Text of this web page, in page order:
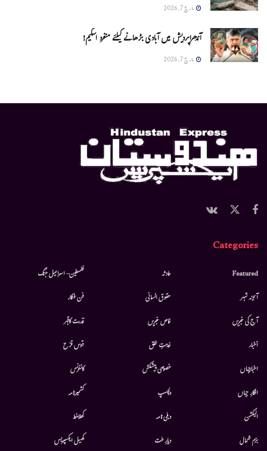
مارچ 7, 2026
آندھراپردیش میں آبادی بڑھانے کیلئے منفرد اسکیم!
مارچ 7, 2026
Categories
Featured
آئینہ شہر
آج کی خبریں
أخبار
اخبارجہاں
افکارِ جہاں
الیکشن
بزم شمال
حادثہ
حقوق انسانی
خاص خبریں
خدمتِ خلق
خصوصی پیشکش
دلچسپ
دہلی نامہ
دیارِ ملت
فلسطین- اسرائیل جنگ
فن فنکار
قدرت کاقہر
قوس قزح
کانفرنس
کشمیرنامہ
کھلاخط
کھیل ایکسپریس